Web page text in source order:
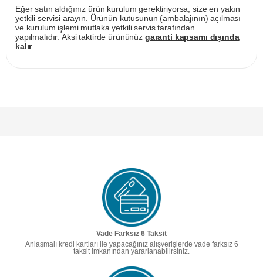
Eğer satın aldığınız ürün kurulum gerektiriyorsa, size en yakın
yetkili servisi arayın. Ürünün kutusunun (ambalajının) açılması
ve kurulum işlemi mutlaka yetkili servis tarafından
yapılmalıdır. Aksi taktirde ürününüz garanti kapsamı dışında
kalır.
Vade Farksız 6 Taksit
Anlaşmalı kredi kartları ile yapacağınız alışverişlerde vade farksız 6
taksit imkanından yararlanabilirsiniz.